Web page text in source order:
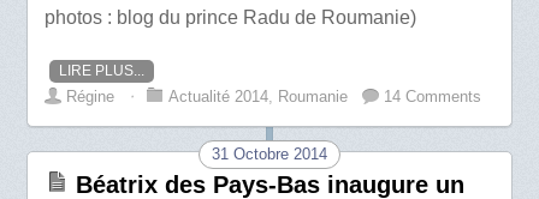
photos : blog du prince Radu de Roumanie)
LIRE PLUS...
Régine ⋅ Actualité 2014 Roumanie 14 Comments
31 Octobre 2014
Béatrix des Pays-Bas inaugure un